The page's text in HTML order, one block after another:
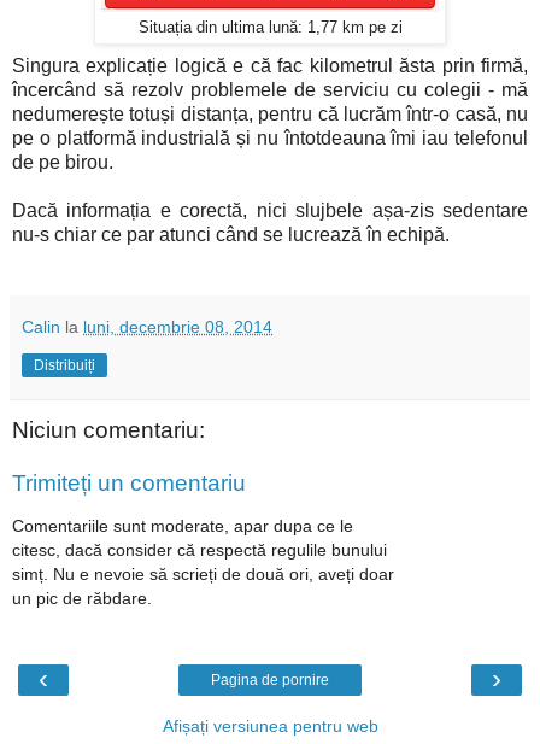
Situația din ultima lună: 1,77 km pe zi
Singura explicație logică e că fac kilometrul ăsta prin firmă,
încercând să rezolv problemele de serviciu cu colegii - mă
nedumerește totuși distanța, pentru că lucrăm într-o casă, nu
pe o platformă industrială și nu întotdeauna îmi iau telefonul
de pe birou.
Dacă informația e corectă, nici slujbele așa-zis sedentare
nu-s chiar ce par atunci când se lucrează în echipă.
Calin la luni, decembrie 08, 2014
Distribuiți
Niciun comentariu:
Trimiteți un comentariu
Comentariile sunt moderate, apar dupa ce le
citesc, dacă consider că respectă regulile bunului
simț. Nu e nevoie să scrieți de două ori, aveți doar
un pic de răbdare.
‹ ›
Pagina de pornire
Afișați versiunea pentru web